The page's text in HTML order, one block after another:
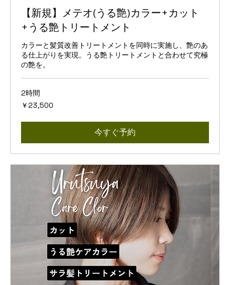
【新規】メテオ(うる艶)カラー+カット
+うる艶トリートメント
カラーと髪質改善トリートメントを同時に実施し、艶のあ
る仕上がりを実現。うる艶トリートメントと合わせて究極
の艶を。
2時間
23,500
円
￥23,500
今すぐ予約